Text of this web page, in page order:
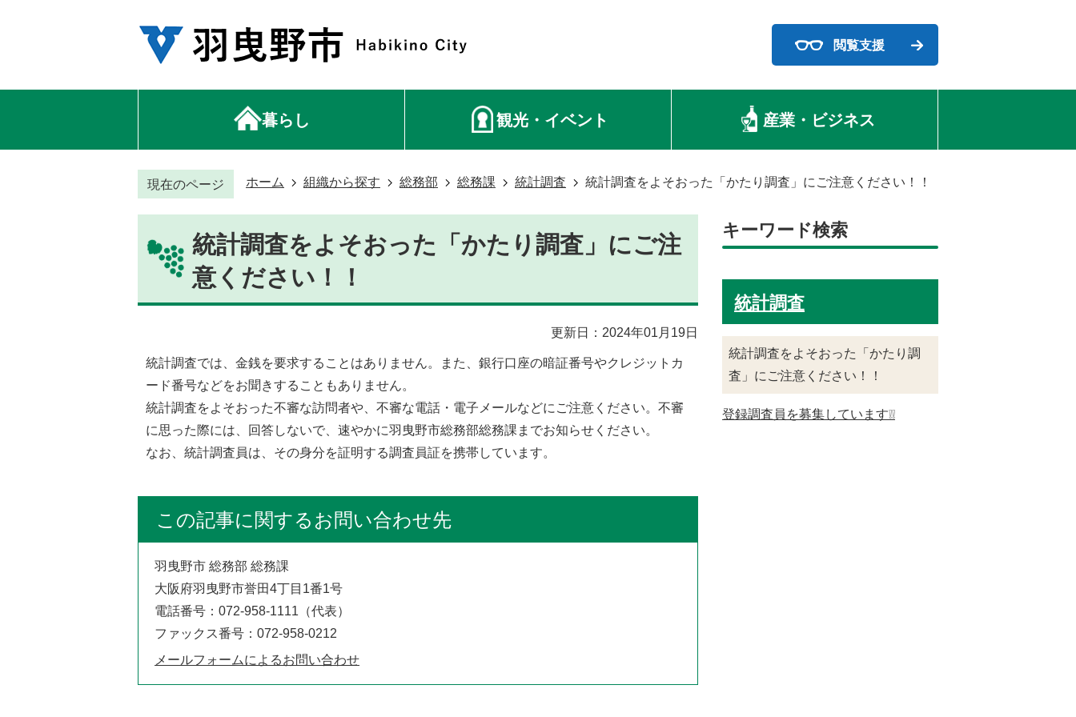
閲覧支援
暮らし 観光・イベント 産業・ビジネス
現在のページ ホーム 組織から探す 総務部 総務課 統計調査 統計調査をよそおった「かたり調査」にご注意ください！！
統計調査をよそおった「かたり調査」にご注
意ください！！
更新日：2024年01月19日
統計調査では、金銭を要求することはありません。また、銀行口座の暗証番号やクレジットカ
ード番号などをお聞きすることもありません。
統計調査をよそおった不審な訪問者や、不審な電話・電子メールなどにご注意ください。不審
に思った際には、回答しないで、速やかに羽曳野市総務部総務課までお知らせください。
なお、統計調査員は、その身分を証明する調査員証を携帯しています。
この記事に関するお問い合わせ先
羽曳野市 総務部 総務課
大阪府羽曳野市誉田4丁目1番1号
電話番号：072-958-1111（代表）
ファックス番号：072-958-0212
メールフォームによるお問い合わせ
キーワード検索
統計調査
統計調査をよそおった「かたり調
査」にご注意ください！！
登録調査員を募集しています❕❕